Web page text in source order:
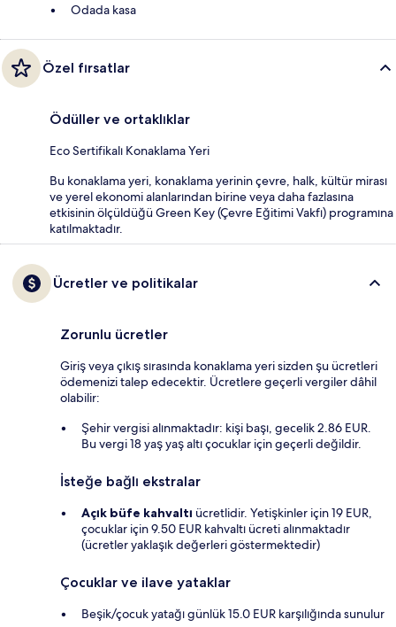
Odada kasa
Özel fırsatlar
Ödüller ve ortaklıklar
Eco Sertifikalı Konaklama Yeri
Bu konaklama yeri, konaklama yerinin çevre, halk, kültür mirası
ve yerel ekonomi alanlarından birine veya daha fazlasına
etkisinin ölçüldüğü Green Key (Çevre Eğitimi Vakfı) programına
katılmaktadır.
Ücretler ve politikalar
Zorunlu ücretler
Giriş veya çıkış sırasında konaklama yeri sizden şu ücretleri
ödemenizi talep edecektir. Ücretlere geçerli vergiler dâhil
olabilir:
Şehir vergisi alınmaktadır: kişi başı, gecelik 2.86 EUR.
Bu vergi 18 yaş yaş altı çocuklar için geçerli değildir.
İsteğe bağlı ekstralar
Açık büfe kahvaltı ücretlidir. Yetişkinler için 19 EUR,
çocuklar için 9.50 EUR kahvaltı ücreti alınmaktadır
(ücretler yaklaşık değerleri göstermektedir)
Çocuklar ve ilave yataklar
Beşik/çocuk yatağı günlük 15.0 EUR karşılığında sunulur